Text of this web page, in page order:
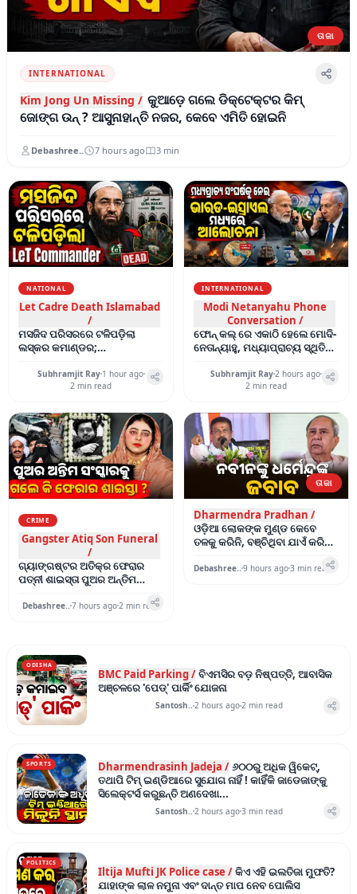
ତାଜା
INTERNATIONAL
Kim Jong Un Missing / କୁଆଡ଼େ ଗଲେ ଡିକ୍ଟେକ୍ଟର କିମ୍
ଜୋଙ୍ଗ ଉନ୍ ? ଆସୁନାହାନ୍ତି ନଜର, କେବେ ଏମିତି ହୋଇନି
Debashree.. 7 hours ago 3 min
ତାଜା ଖବର
NATIONAL
Let Cadre Death Islamabad
/
ମସଜିଦ ପରିସରରେ ଟଳିପଡ଼ିଲା
ଲସ୍କର କମାଣ୍ଡର;
Subhramjit Ray1 hour ago
2 min read
INTERNATIONAL
Modi Netanyahu Phone
Conversation /
ଫୋନ୍ କଲ୍ ରେ ଏକାଠି ହେଲେ ମୋଦି-
ନେତାନ୍ୟାହୁ, ମଧ୍ୟାପ୍ରାଚ୍ୟ ସ୍ଥିତିକୁ
Subhramjit Ray2 hours ago
2 min read
CRIME
Gangster Atiq Son Funeral
/
ଗ୍ୟାଙ୍ଗଷ୍ଟର ଅତିକ୍‌ର ଫେରାର
ପତ୍ନୀ ଶାଇସ୍ତା ପୁଅର ଅନ୍ତିମ
ପୋଲିସ
Debashree..7 hours ago2 min read
ତାଜା
Dharmendra Pradhan /
ଓଡ଼ିଆ ଲୋକଙ୍କ ମୁଣ୍ଡ କେବେ
ତଳକୁ କରିନି, ବଞ୍ଚିଥିବା ଯାଏଁ କରିବି
Debashree.. 9 hours ago3 min read
ODISHA
BMC Paid Parking / ବିଏମସିର ବଡ଼ ନିଷ୍ପତ୍ତି, ଆବାସିକ
ଅଞ୍ଚଳରେ 'ପେଡ୍' ପାର୍କିଂ ଯୋଜନା
Santosh.. 2 hours ago2 min read
SPORTS Dharmendrasinh Jadeja / ୬୦୦ରୁ ଅଧିକ ୱିକେଟ୍,
ତଥାପି ଟିମ୍ ଇଣ୍ଡିଆରେ ସୁଯୋଗ ନାହିଁ ! କାହିଁକି ଜାଡେଜାଙ୍କୁ
ସିଲେକ୍ଟର୍ସ କରୁଛନ୍ତି ଅଣଦେଖା...
Santosh.. 2 hours ago3 min read
POLITICS
Iltija Mufti JK Police case / କିଏ ଏହି ଇଲତିଜା ମୁଫତି?
ଯାହାଙ୍କ ଲାଳ ନମୁନା ଏବଂ ଦାନ୍ତ ମାପ ନେବ ପୋଲିସ